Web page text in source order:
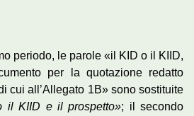
periodo, le parole «il KID o il KIID,
per la quotazione redatto
cui all’Allegato 1B» sono sostituite
il KIID e il prospetto»; il secondo